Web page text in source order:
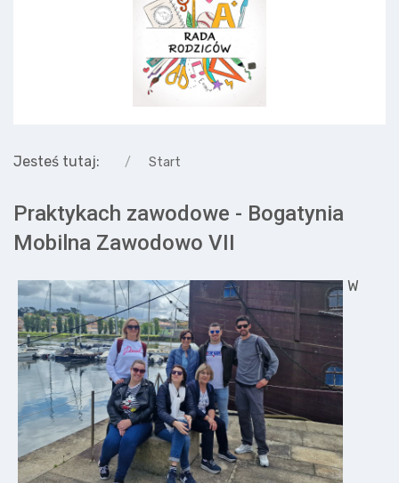
Jesteś tutaj: Start
Praktykach zawodowe - Bogatynia
Mobilna Zawodowo VII
W